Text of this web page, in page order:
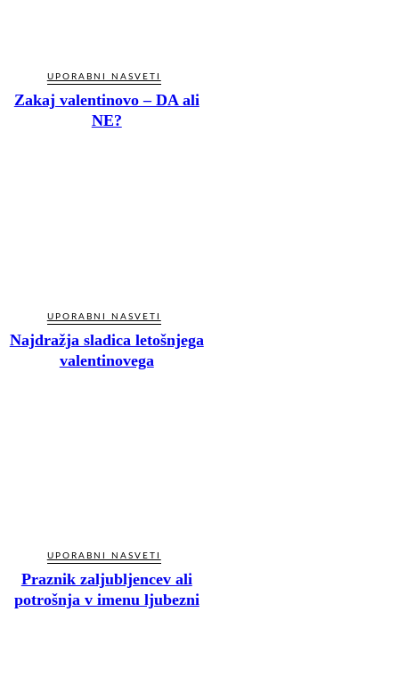
UPORABNI NASVETI
Zakaj valentinovo – DA ali
NE?
UPORABNI NASVETI
Najdražja sladica letošnjega
valentinovega
UPORABNI NASVETI
Praznik zaljubljencev ali
potrošnja v imenu ljubezni